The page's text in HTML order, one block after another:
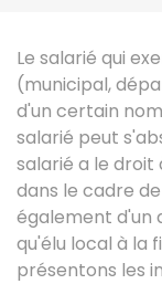
Le salarié qui
(municipal,
d'un certain
salarié peut
salarié a le droit
dans le cadre
également d'un
qu'élu local à la
présentons les